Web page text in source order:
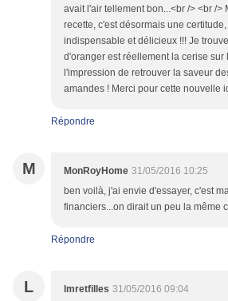
avait l'air tellement bon...<br /> <br />
recette, c'est désormais une
indispensable et délicieux !!! Je
d'oranger est réellement la cerise sur
l'impression de retrouver la saveur
amandes ! Merci pour cette nouvelle
Répondre
M MonRoyHome 31/05/2016 10:25
ben voilà, j'ai envie d'essayer, c'est
financiers...on dirait un peu la même
Répondre
L lmretfilles 31/05/2016 09:04